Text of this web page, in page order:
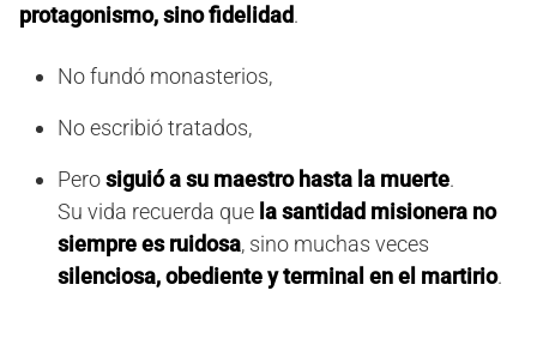
protagonismo, sino fidelidad.
No fundó monasterios,
No escribió tratados,
Perosiguió a su maestro hasta la muerte.
Su vida recuerda que la santidad misionera no
siempre es ruidosa, sino muchas veces
silenciosa, obediente y terminal en el martirio.